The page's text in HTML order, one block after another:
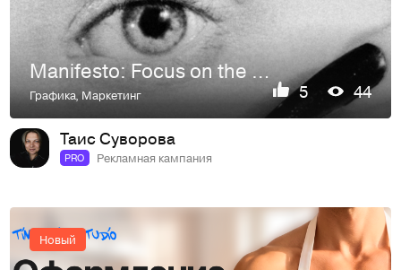
Manifesto: Focus on the Object
Графика ,Маркетинг 5 44
Таис Суворова
PRO Рекламная кампания
Новый